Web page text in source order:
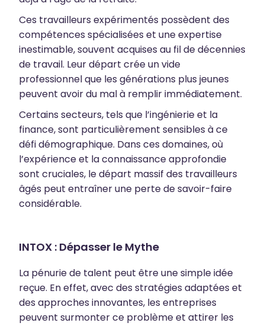
Ces travailleurs expérimentés possèdent des
compétences spécialisées et une expertise
inestimable, souvent acquises au fil de décennies
de travail. Leur départ crée un vide
professionnel que les générations plus jeunes
peuvent avoir du mal à remplir immédiatement.
Certains secteurs, tels que l’ingénierie et la
finance, sont particulièrement sensibles à ce
défi démographique. Dans ces domaines, où
l’expérience et la connaissance approfondie
sont cruciales, le départ massif des travailleurs
âgés peut entraîner une perte de savoir-faire
considérable.
INTOX : Dépasser le Mythe
La pénurie de talent peut être une simple idée
reçue. En effet, avec des stratégies adaptées et
des approches innovantes, les entreprises
peuvent surmonter ce problème et attirer les